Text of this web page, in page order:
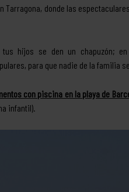
Tarragona, donde las
hijos se den un chapuzón; en
para que nadie de la familia
con piscina en la playa de
infantil).